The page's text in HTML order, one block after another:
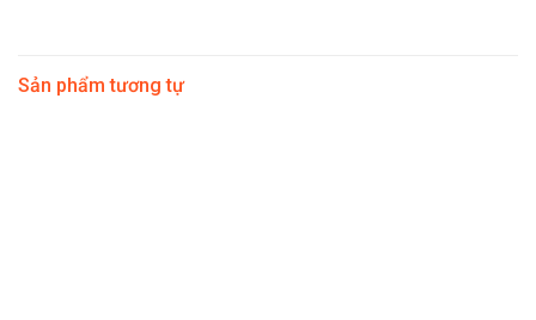
Sản phẩm tương tự